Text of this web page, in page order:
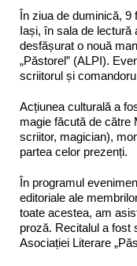
În ziua de duminică, 9
Iași, în sala de lectură
desfășurat o nouă
„Păstorel” (ALPI).
scriitorul și
Acțiunea culturală a
magie făcută de către
scriitor, magician),
partea celor prezenți.
În programul
editoriale ale
toate acestea, am
proză. Recitalul a fost
Asociației Literare